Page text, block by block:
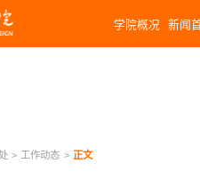
学院概况 新闻
> 工作动态 > 正文